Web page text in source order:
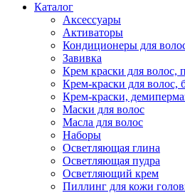
Каталог
Аксессуары
Активаторы
Кондиционеры для
Завивка
Крем краски для волос,
Крем-краски для волос,
Крем-краски,
Маски для волос
Масла для волос
Наборы
Осветляющая глина
Осветляющая пудра
Осветляющий крем
Пиллинг для кожи